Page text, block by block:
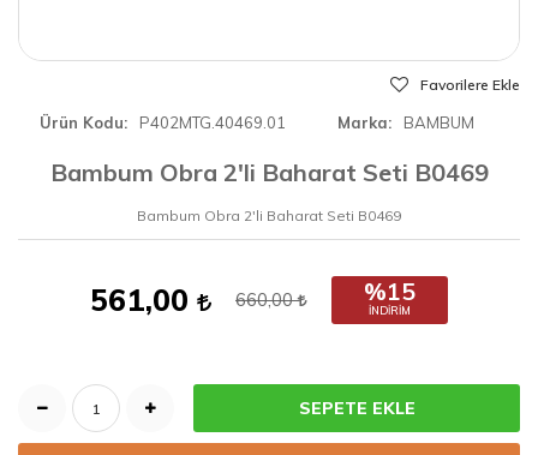
Favorilere Ekle
Ürün Kodu P402MTG.40469.01 Marka BAMBUM
Bambum Obra 2'li Baharat Seti B0469
Bambum Obra 2'li Baharat Seti B0469
561,00 660,00 %15
İNDIRIM
SEPETE EKLE